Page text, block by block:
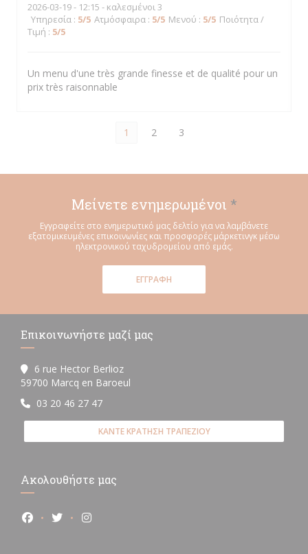
2026-03-19- 12:15 - καλεσμένοι 3
Υπηρεσία : 5/5 Ατμόσφαιρα : 5/5 Μενού : 5/5 Ποιότητα /
Τιμή : 5/5
Un menu d'une très grande finesse et de qualité pour un
prix très raisonnable
1 2 3
Μείνετε ενημερωμένοι *
Εγγραφείτε στο ενημερωτικό μας δελτίο για να λαμβάνετε
εξατομικευμένες επικοινωνίες και προσφορές μάρκετινγκ μέσω
ηλεκτρονικού ταχυδρομείου από εμάς.
ΕΓΓΡΑΦΉ
Επικοινωνήστε μαζί μας
6 rue Hector Berlioz
59700 Marcq en Baroeul
03 20 46 27 47
ΚΆΝΤΕ ΚΡΆΤΗΣΗ ΤΡΑΠΕΖΙΟΎ
Ακολουθήστε μας
Facebook ((ανοίγει σε νέο παράθυρο))
Twitter ((ανοίγει σε νέο παράθυρο))
Instagram ((ανοίγει σε νέο παράθυρο))